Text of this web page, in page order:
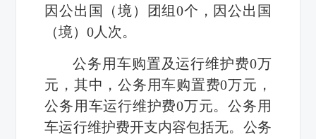
因公出国（境）团组0个，因公出国
（境）0人次。
公务用车购置及运行维护费0万
元，其中，公务用车购置费0万元，
公务用车运行维护费0万元。公务用
车运行维护费开支内容包括无。公务